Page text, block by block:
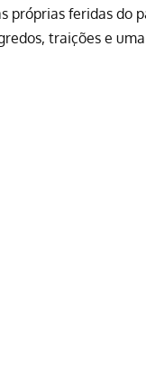
próprias feridas do
traições e